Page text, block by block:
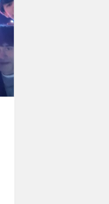
„Geriausia Ever
diena“